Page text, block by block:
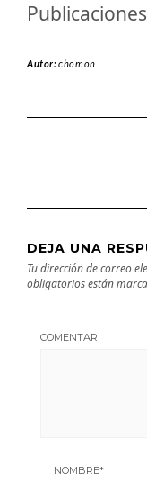
Autor:chomon
DEJA UNA
Tu dirección de correo
obligatorios están
COMENTAR
NOMBRE*